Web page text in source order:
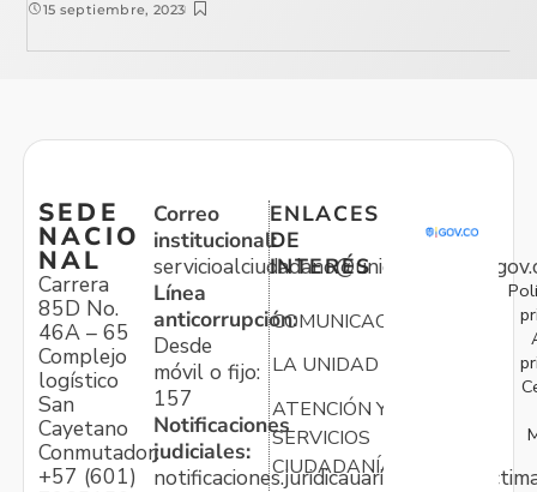
15 septiembre, 2023
SEDE
NACIO
NAL
Carrera
85D No.
46A – 65
Complejo
logístico
San
Cayetano
Conmutador:
+57 (601)
Correo
institucional:
Línea
anticorrupción:
Desde
móvil o fijo:
157
Notificaciones
judiciales:
ENLACES
DE
INTERÉS
COMUNICACIONES
LA UNIDAD
ATENCIÓN Y
SERVICIOS
CIUDADANÍA